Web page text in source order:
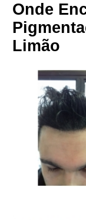
Onde
Limão